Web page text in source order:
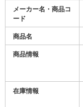
メーカー名・商品コ
ード
商品名
商品情報
在庫情報